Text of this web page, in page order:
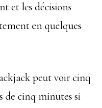
et les décisions
en quelques
peut voir cinq
de cinq minutes si